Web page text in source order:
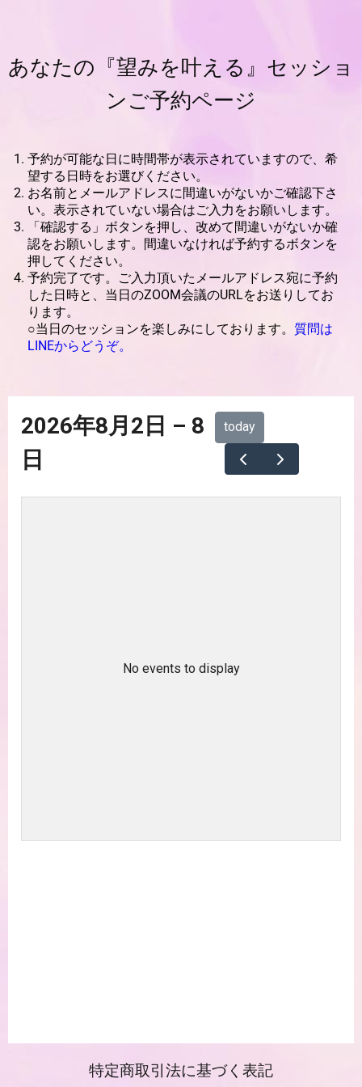
あなたの『望みを叶える』セッショ
ンご予約ページ
予約が可能な日に時間帯が表示されていますので、希
望する日時をお選びください。
お名前とメールアドレスに間違いがないかご確認下さ
い。表示されていない場合はご入力をお願いします。
「確認する」ボタンを押し、改めて間違いがないか確
認をお願いします。間違いなければ予約するボタンを
押してください。
予約完了です。ご入力頂いたメールアドレス宛に予約
した日時と、当日のZOOM会議のURLをお送りしてお
ります。
○当日のセッションを楽しみにしております。 質問は
LINEからどうぞ。
特定商取引法に基づく表記